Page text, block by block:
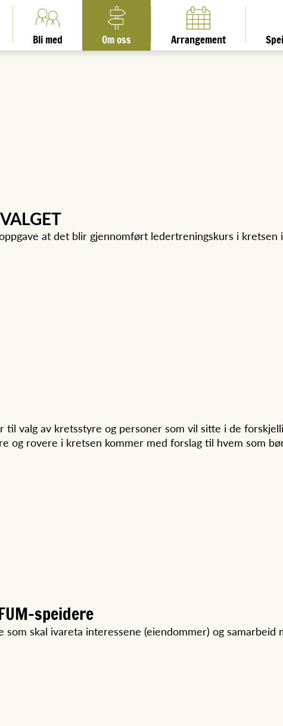
Bli med Om oss Arrangement
at det blir gjennomført ledertreningskurs i kretsen i
til valg av kretsstyre og personer som vil sitte i de
og rovere i kretsen kommer med forslag til hvem som
speidere
skal ivareta interessene (eiendommer) og samarbeid